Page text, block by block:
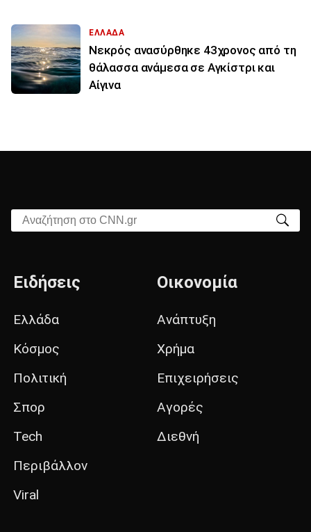
ΕΛΛΑΔΑ
Νεκρός ανασύρθηκε 43χρονος από τη
θάλασσα ανάμεσα σε Αγκίστρι και
Αίγινα
Αναζήτηση στο CNN.gr
Ειδήσεις
Ελλάδα
Κόσμος
Πολιτική
Σπορ
Tech
Περιβάλλον
Viral
Οικονομία
Ανάπτυξη
Χρήμα
Επιχειρήσεις
Αγορές
Διεθνή